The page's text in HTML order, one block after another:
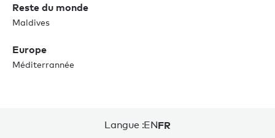
Reste du monde
Maldives
Europe
Méditerrannée
Langue :ENFR